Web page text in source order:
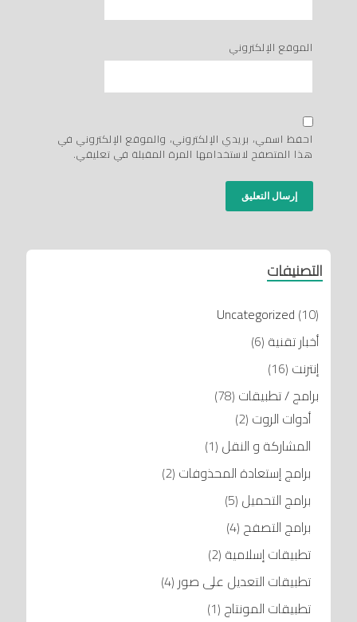
الموقع الإلكتروني
احفظ اسمي، بريدي الإلكتروني، والموقع الإلكتروني في
هذا المتصفح لاستخدامها المرة المقبلة في تعليقي.
التصنيفات
Uncategorized (10)
أخبار تقنية (6)
إنترنت (16)
برامج / تطبيقات (78)
أدوات الروت (2)
المشاركة و النقل (1)
برامج إستعادة المحذوفات (2)
برامج التحميل (5)
برامج التصفح (4)
تطبيقات إسلامية (2)
تطبيقات التعديل على صور (4)
تطبيقات المونتاج (1)